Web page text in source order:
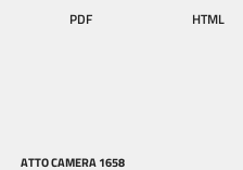
PDF HTML
ATTO CAMERA 1658